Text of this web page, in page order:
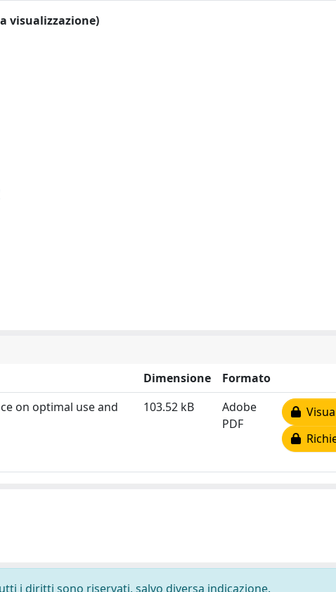
visualizzazione)
Dimensione
Formato
on optimal use and
103.52 kB
Adobe
PDF
i diritti sono riservati, salvo diversa indicazione.